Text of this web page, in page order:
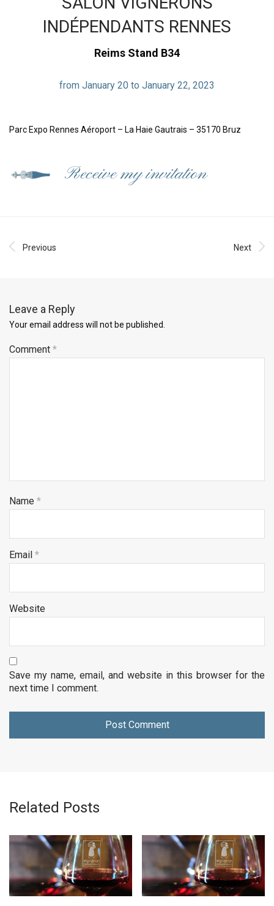
INDÉPENDANTS RENNES
Reims Stand B34
from January 20 to January 22, 2023
Parc Expo Rennes Aéroport – La Haie Gautrais – 35170 Bruz
Receive my invitation
Previous Next
Leave a Reply
Your email address will not be published.
Comment *
Name *
Email *
Website
Save my name, email, and website in this browser for the
next time I comment.
Related Posts